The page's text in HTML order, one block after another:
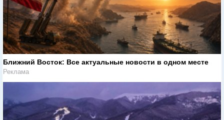
Ближний Восток: Все актуальные новости в одном месте
Реклама